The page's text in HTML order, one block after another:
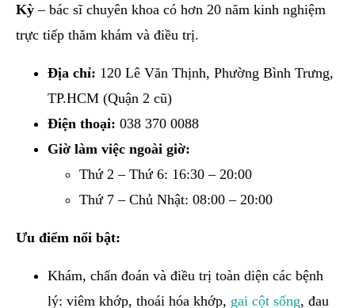
Kỳ – bác sĩ chuyên khoa có hơn 20 năm kinh nghiệm
trực tiếp thăm khám và điều trị.
Địa chỉ: 120 Lê Văn Thịnh, Phường Bình Trưng,
TP.HCM (Quận 2 cũ)
Điện thoại: 038 370 0088
Giờ làm việc ngoài giờ:
Thứ 2 – Thứ 6: 16:30 – 20:00
Thứ 7 – Chủ Nhật: 08:00 – 20:00
Ưu điểm nổi bật:
Khám, chẩn đoán và điều trị toàn diện các bệnh
lý: viêm khớp, thoái hóa khớp, gai cột sống, đau